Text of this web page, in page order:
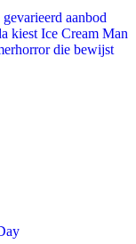
aanbod
kiest Ice Cream Man
die bewijst